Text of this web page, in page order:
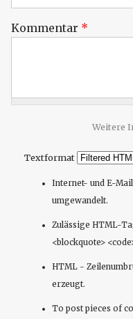
Kommentar *
Weitere
Textformat
Internet- und E-
umgewandelt.
Zulässige HTML-
<blockquote>
HTML -
erzeugt.
To post pieces of